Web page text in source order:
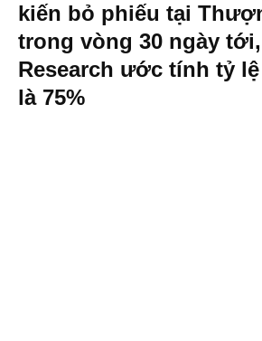
kiến ​​bỏ phiếu tại
trong vòng 30 ngày
Research ước tính tỷ
là 75%